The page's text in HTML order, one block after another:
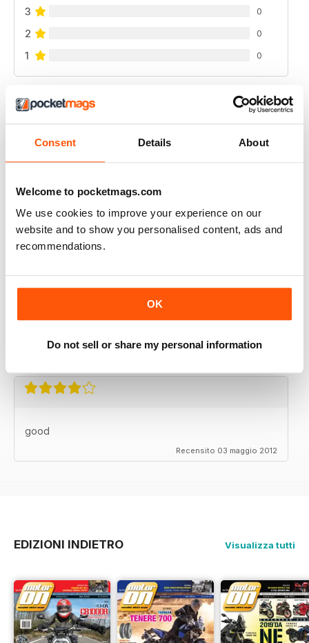
Consent Details About
Welcome to pocketmags.com
We use cookies to improve your experience on our
website and to show you personalised content, ads and
recommendations.
OK
Do not sell or share my personal information
3 0
2 0
1 0
VISUALIZZA LE RECENSIONI
Russian Motorsports Mag - fascinating insight into the
sport in Russia, Russian perspectives.
Recensito 24 novembre 2012
good
Recensito 03 maggio 2012
EDIZIONI INDIETRO Visualizza tutti